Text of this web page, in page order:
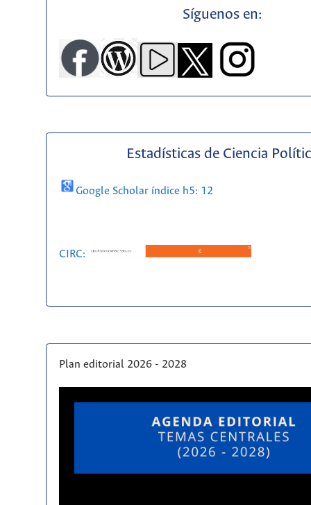
Síguenos en:
Estadísticas de Ciencia
Google Scholar índice h5: 12
CIRC:
Plan editorial 2026 - 2028